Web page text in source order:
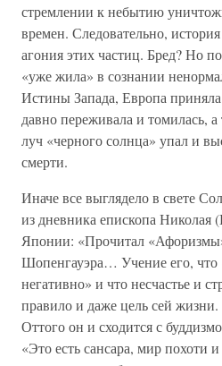
стремлении к небытию
времен. Следовательно,
агония этих частиц. Бред? Но
«уже жила» в сознании
Истины Запада, Европа
давно переживала и томилась,
луч «черного солнца» упал и
смерти.
Иначе все выглядело в свете
из дневника епископа Николая
Японии: «Прочитал
Шопенгауэра… Учение его, что
негативно» и что несчастье и
правило и даже цель сей
Оттого он и сходится с
«Это есть сансара, мир похоти